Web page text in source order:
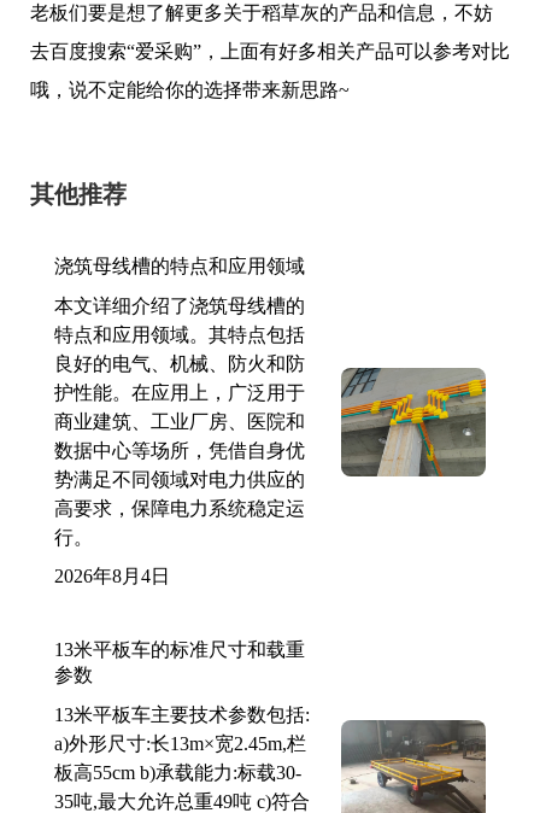
老板们要是想了解更多关于稻草灰的产品和信息，不妨
去百度搜索“爱采购”，上面有好多相关产品可以参考对比
哦，说不定能给你的选择带来新思路~
其他推荐
浇筑母线槽的特点和应用领域
本文详细介绍了浇筑母线槽的
特点和应用领域。其特点包括
良好的电气、机械、防火和防
护性能。在应用上，广泛用于
商业建筑、工业厂房、医院和
数据中心等场所，凭借自身优
势满足不同领域对电力供应的
高要求，保障电力系统稳定运
行。
2026年8月4日
13米平板车的标准尺寸和载重
参数
13米平板车主要技术参数包括:
a)外形尺寸:长13m×宽2.45m,栏
板高55cm b)承载能力:标载30-
35吨,最大允许总重49吨 c)符合